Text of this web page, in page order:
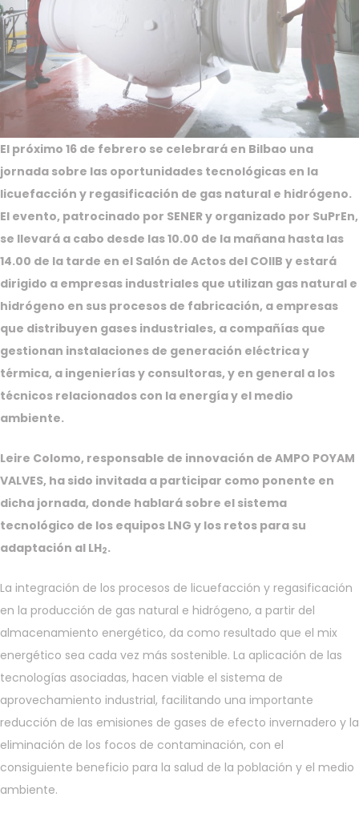
El próximo 16 de febrero se celebrará en Bilbao una
jornada sobre las oportunidades tecnológicas en la
licuefacción y regasificación de gas natural e hidrógeno.
El evento, patrocinado por SENER y organizado por SuPrEn,
se llevará a cabo desde las 10.00 de la mañana hasta las
14.00 de la tarde en el Salón de Actos del COIIB y estará
dirigido a empresas industriales que utilizan gas natural e
hidrógeno en sus procesos de fabricación, a empresas
que distribuyen gases industriales, a compañías que
gestionan instalaciones de generación eléctrica y
térmica, a ingenierías y consultoras, y en general a los
técnicos relacionados con la energía y el medio
ambiente.
Leire Colomo, responsable de innovación de AMPO POYAM
VALVES, ha sido invitada a participar como ponente en
dicha jornada, donde hablará sobre el sistema
tecnológico de los equipos LNG y los retos para su
adaptación al LH2.
La integración de los procesos de licuefacción y regasificación
en la producción de gas natural e hidrógeno, a partir del
almacenamiento energético, da como resultado que el mix
energético sea cada vez más sostenible. La aplicación de las
tecnologías asociadas, hacen viable el sistema de
aprovechamiento industrial, facilitando una importante
reducción de las emisiones de gases de efecto invernadero y la
eliminación de los focos de contaminación, con el
consiguiente beneficio para la salud de la población y el medio
ambiente.